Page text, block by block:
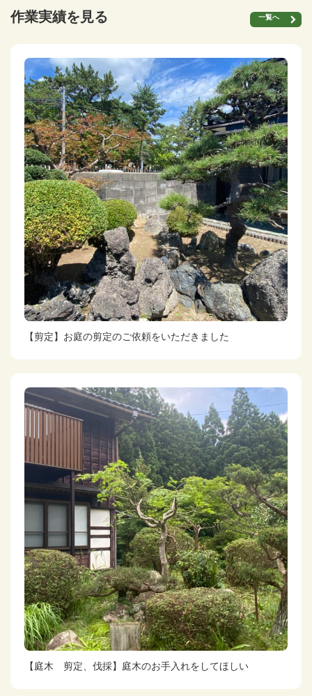
作業実績を見る 一覧へ
【剪定】お庭の剪定のご依頼をいただきました
【庭木 剪定、伐採】庭木のお手入れをしてほしい